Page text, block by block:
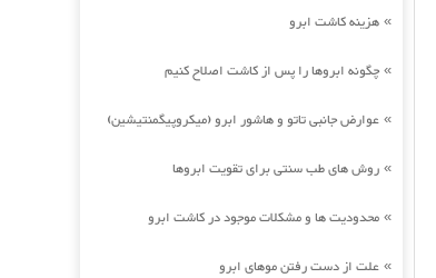
» هزینه کاشت ابرو
» چگونه ابروها را پس از کاشت اصلاح کنیم
» عوارض جانبی تاتو و هاشور ابرو (میکروپیگمنتیشین)
» روش های طب سنتی برای تقویت ابروها
» محدودیت ها و مشکلات موجود در کاشت ابرو
» علت از دست رفتن موهای ابرو